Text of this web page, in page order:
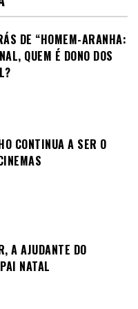
DE “HOMEM-ARANHA:
QUEM É DONO DOS
CONTINUA A SER O
A AJUDANTE DO
NATAL